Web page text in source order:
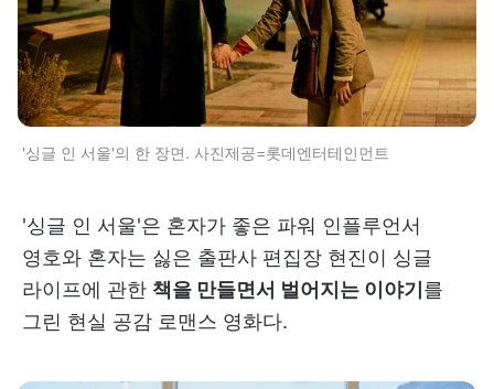
'싱글 인 서울'의 한 장면. 사진제공=롯데엔터테인먼트
'싱글 인 서울'은 혼자가 좋은 파워 인플루언서
영호와 혼자는 싫은 출판사 편집장 현진이 싱글
라이프에 관한 책을 만들면서 벌어지는 이야기 를
그린 현실 공감 로맨스 영화다.